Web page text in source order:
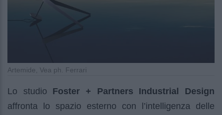
Artemide, Vea ph. Ferrari
Lo studio Foster + Partners Industrial Design
affronta lo spazio esterno con l’intelligenza delle